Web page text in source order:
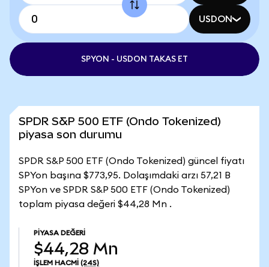
USDON
SPYON - USDON TAKAS ET
SPDR S&P 500 ETF (Ondo Tokenized)
piyasa son durumu
SPDR S&P 500 ETF (Ondo Tokenized) güncel fiyatı
SPYon başına $773,95. Dolaşımdaki arzı 57,21 B
SPYon ve SPDR S&P 500 ETF (Ondo Tokenized)
toplam piyasa değeri $44,28 Mn .
PIYASA DEĞERI
$44,28 Mn
İŞLEM HACMI (24S)